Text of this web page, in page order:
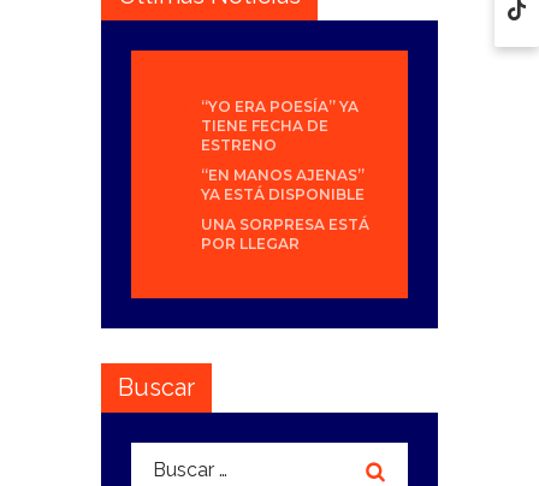
“YO ERA POESÍA” YA
TIENE FECHA DE
ESTRENO
“EN MANOS AJENAS”
YA ESTÁ DISPONIBLE
UNA SORPRESA ESTÁ
POR LLEGAR
Buscar
Buscar: